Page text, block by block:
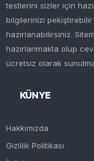
testlerini sizler için
bilgilerinizi pekiştirebilir
hazırlanabilirsiniz.
hazırlanmakta olup
ücretsiz olarak
KÜNYE
Hakkımızda
Gizlilik Politikası